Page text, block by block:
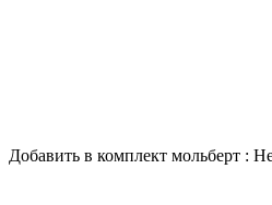
Добавить в комплект мольберт :